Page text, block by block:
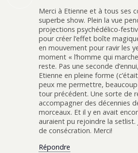
Merci à Etienne et à tous ses
superbe show. Plein la vue
projections psychédélico-
pour créer l’effet boîte
en mouvement pour ravir les
moment « l’homme qui
reste. Pas une seconde
Etienne en pleine forme
peux me permettre, beaucoup
tour précédent. Une sorte de
accompagner des décennies
morceaux. Et il y en avait
auraient pu rejoindre la setlist.
de consécration. Merci!
Répondre